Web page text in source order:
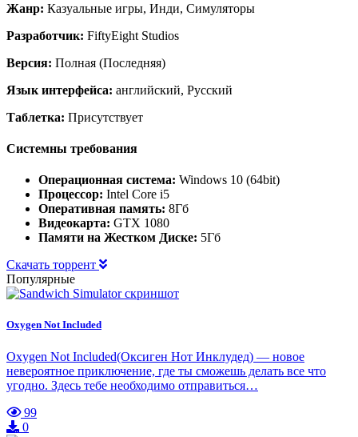
Жанр: Казуальные игры, Инди, Симуляторы
Разработчик: FiftyEight Studios
Версия: Полная (Последняя)
Язык интерфейса: английский, Русский
Таблетка: Присутствует
Системны требования
Операционная система: Windows 10 (64bit)
Процессор: Intel Core i5
Оперативная память: 8Гб
Видеокарта: GTX 1080
Памяти на Жестком Диске: 5Гб
Скачать торрент
Популярные
Oxygen Not Included
Oxygen Not Included(Оксиген Нот Инклудед) — новое
невероятное приключение, где ты сможешь делать все что
угодно. Здесь тебе необходимо отправиться…
99
0